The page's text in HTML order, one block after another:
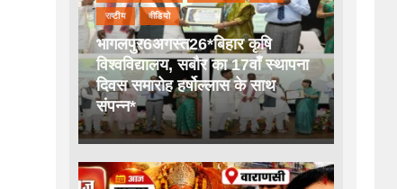
राष्टीय वीडियो
भागलपुर6अगस्त26*बिहार कृषि
विश्वविद्यालय, सबौर का 17वाँ स्थापना
दिवस समारोह हर्षोल्लास के साथ
संपन्न*